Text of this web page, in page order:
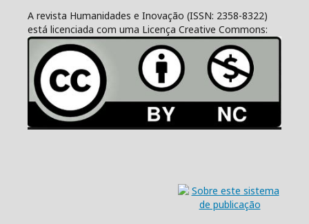
A revista Humanidades e Inovação (ISSN: 2358-8322)
está licenciada com uma Licença Creative Commons: